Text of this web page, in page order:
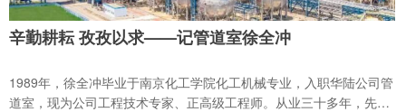
辛勤耕耘 孜孜以求——记管道室徐全冲
1989年，徐全冲毕业于南京化工学院化工机械专业，入职华陆公司管
道室，现为公司工程技术专家、正高级工程师。从业三十多年，先后